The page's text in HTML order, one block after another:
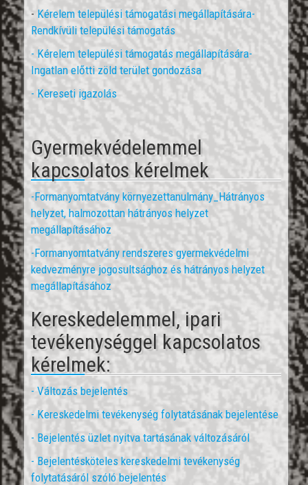
- Kérelem települési támogatási megállapítására-
Rendkívüli települési támogatás
- Kérelem települési támogatás megállapítására-
Ingatlan előtti zöld terület gondozása
- Kereseti igazolás
Gyermekvédelemmel
kapcsolatos kérelmek
-Formanyomtatvány környezettanulmány_Hátrányos
helyzet, halmozottan hátrányos helyzet
megállapításához
-Formanyomtatvány rendszeres gyermekvédelmi
kedvezményre jogosultsághoz és hátrányos helyzet
megállapításához
Kereskedelemmel, ipari
tevékenységgel kapcsolatos
kérelmek:
- Változás bejelentés
- Kereskedelmi tevékenység folytatásának bejelentése
- Bejelentés üzlet nyitva tartásának változásáról
- Bejelentésköteles kereskedelmi tevékenység
folytatásáról szóló bejelentés